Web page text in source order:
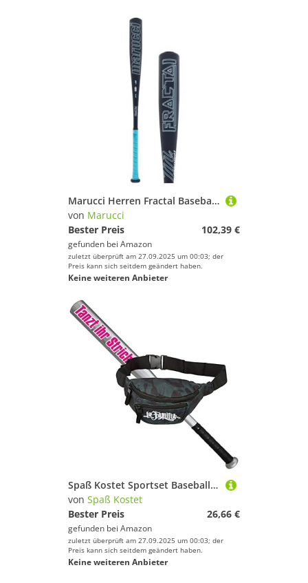
Marucci Herren Fractal Baseballschläger, Schwarz, 32" / 29 oz
von Marucci
Bester Preis
102,39 €
gefunden bei Amazon
zuletzt überprüft am 27.09.2025 um 00:03; der
Preis kann sich seitdem geändert haben.
Keine weiteren Anbieter
Spaß Kostet Sportset Baseballschläger mit Tasche für Baseball Aluminium 26 Zoll Tanzt Ihr Stricher
von Spaß Kostet
Bester Preis
26,66 €
gefunden bei Amazon
zuletzt überprüft am 27.09.2025 um 00:03; der
Preis kann sich seitdem geändert haben.
Keine weiteren Anbieter